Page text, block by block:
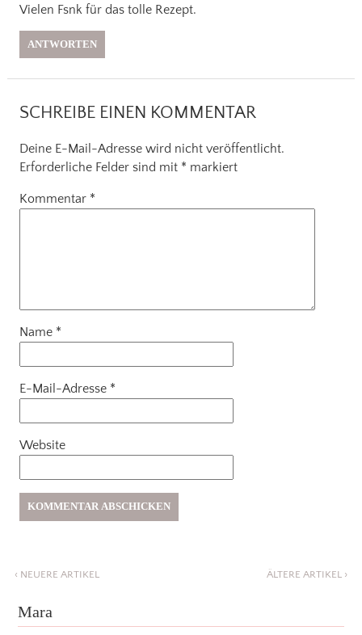
Vielen Fsnk für das tolle Rezept.
ANTWORTEN
SCHREIBE EINEN KOMMENTAR
Deine E-Mail-Adresse wird nicht veröffentlicht.
Erforderliche Felder sind mit * markiert
Kommentar *
Name *
E-Mail-Adresse *
Website
‹ NEUERE ARTIKEL ÄLTERE ARTIKEL ›
Mara